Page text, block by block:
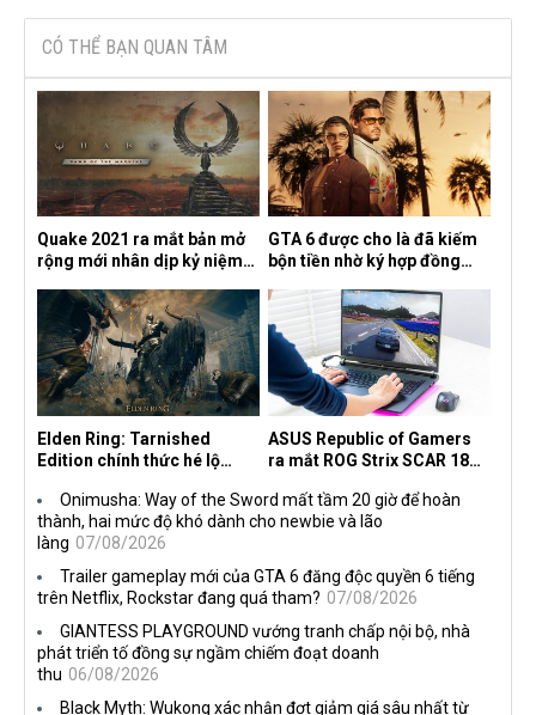
CÓ THỂ BẠN QUAN TÂM
Quake 2021 ra mắt bản mở
rộng mới nhân dịp kỷ niệm
the Machine
GTA 6 được cho là đã kiếm
bộn tiền nhờ ký hợp đồng
Elden Ring: Tarnished
Edition chính thức hé lộ
ASUS Republic of Gamers
ra mắt ROG Strix SCAR 18
Onimusha: Way of the Sword mất tầm 20 giờ để hoàn
thành, hai mức độ khó dành cho newbie và lão
làng 07/08/2026
Trailer gameplay mới của GTA 6 đăng độc quyền 6 tiếng
trên Netflix, Rockstar đang quá tham? 07/08/2026
GIANTESS PLAYGROUND vướng tranh chấp nội bộ, nhà
phát triển tố đồng sự ngầm chiếm đoạt doanh
thu 06/08/2026
Black Myth: Wukong xác nhận đợt giảm giá sâu nhất từ